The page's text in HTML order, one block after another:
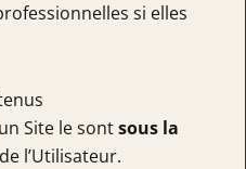
si elles
Site le sontsous la
de l’Utilisateur.